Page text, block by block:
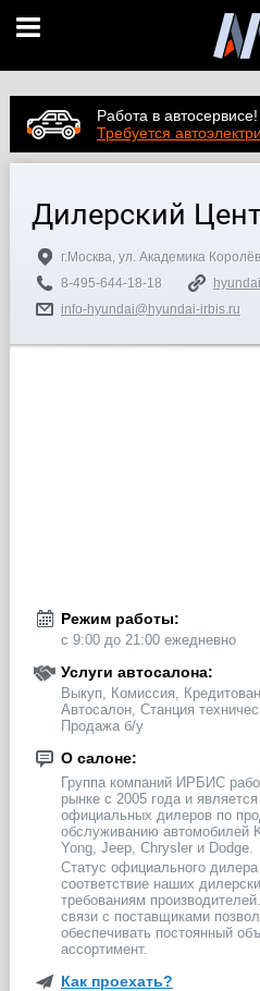
Работа в автосервисе!
Требуется
Дилерский
г.Москва, ул. Академика
8-495-644-18-18
info-hyundai@hyundai-irbis.ru
Режим работы:
с 9:00 до 21:00 ежедневно
Услуги автосалона:
Выкуп, Комиссия,
Автосалон, Станция
Продажа б/у
О салоне:
Группа компаний ИРБИС
рынке с 2005 года и
официальных дилеров по
обслуживанию автомобилей
Yong, Jeep, Chrysler и Dodge.
Статус официального
соответствие наших
требованиям
связи с поставщиками
обеспечивать постоянный
ассортимент.
Как проехать?